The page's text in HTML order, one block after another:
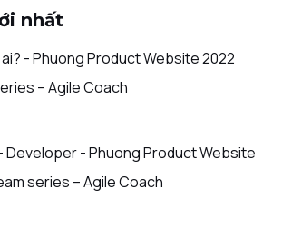
nhất
- Phuong Product Website 2022
– Agile Coach
Developer - Phuong Product Website
series – Agile Coach